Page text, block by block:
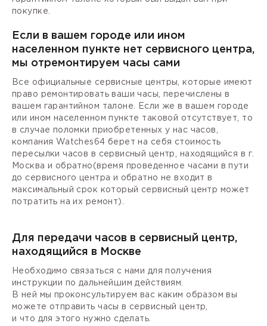
покупке.
Если в вашем городе или ином
населенном пункте нет сервисного центра,
мы отремонтируем часы сами
Все официальные сервисные центры, которые имеют
право ремонтировать ваши часы, перечислены в
вашем гарантийном талоне. Если же в вашем городе
или ином населенном пункте таковой отсутствует, то
в случае поломки приобретенных у нас часов,
компания Watches64 берет на себя стоимость
пересылки часов в сервисный центр, находящийся в г.
Москва и обратно(время проведенное часами в пути
до сервисного центра и обратно не входит в
максимальный срок который сервисный центр может
потратить на их ремонт).
Для передачи часов в сервисный центр,
находящийся в Москве
Необходимо связаться с нами для получения
инструкции по дальнейшим действиям.
В ней мы проконсультируем вас каким образом вы
можете отправить часы в сервисный центр,
и что для этого нужно сделать.